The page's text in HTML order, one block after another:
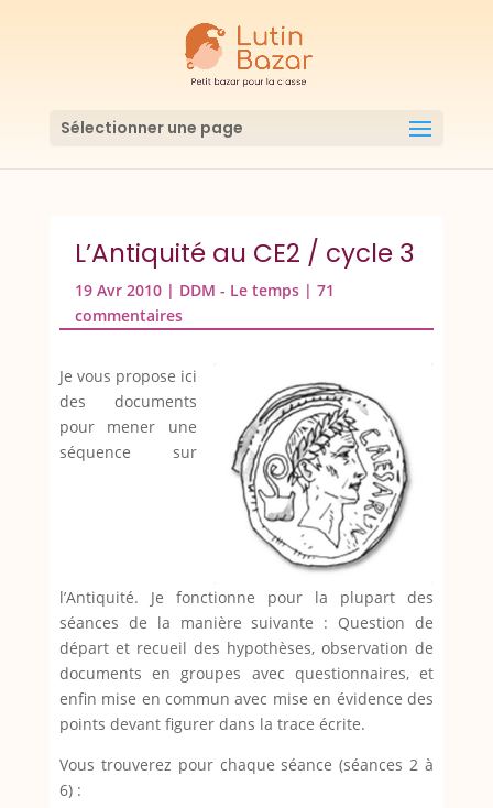
Sélectionner une page
L’Antiquité au CE2 / cycle 3
19 Avr 2010| DDM - Le temps| 71
commentaires
Je vous propose ici
des documents
pour mener une
séquence sur
l’Antiquité. Je fonctionne pour la plupart des
séances de la manière suivante : Question de
départ et recueil des hypothèses, observation de
documents en groupes avec questionnaires, et
enfin mise en commun avec mise en évidence des
points devant figurer dans la trace écrite.
Vous trouverez pour chaque séance (séances 2 à
6) :